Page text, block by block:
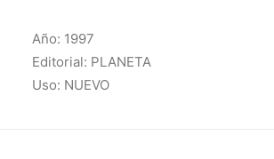
Año: 1997
Editorial: PLANETA
Uso: NUEVO